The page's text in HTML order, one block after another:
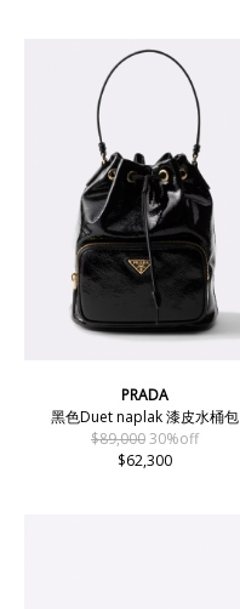
PRADA
黑色Duet naplak 漆皮水桶包
$89,00030%off
$62,300